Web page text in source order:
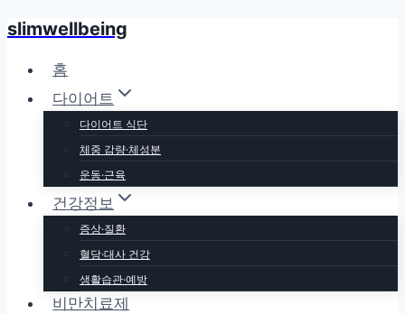
Skip
content
slimwellbeing
홈
다이어트
다이어트 식단
체중 감량·체성분
운동·근육
건강정보
증상·질환
혈당·대사 건강
생활습관·예방
비만치료제